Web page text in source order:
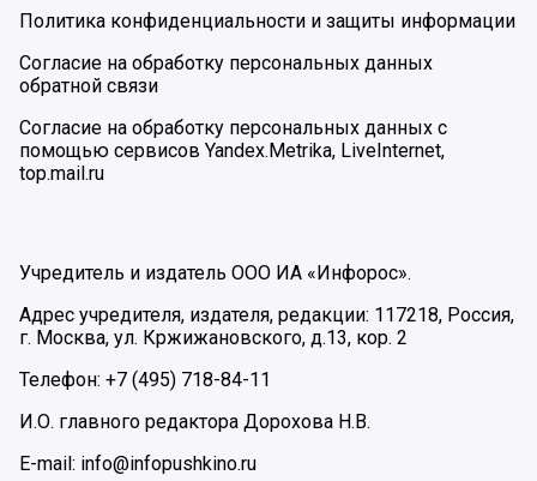
Политика конфиденциальности и защиты информации
Согласие на обработку персональных данных
обратной связи
Согласие на обработку персональных данных с
помощью сервисов Yandex.Metrika, LiveInternet,
top.mail.ru
Учредитель и издатель ООО ИА «Инфорос».
Адрес учредителя, издателя, редакции: 117218, Россия,
г. Москва, ул. Кржижановского, д.13, кор. 2
Телефон: +7 (495) 718-84-11
И.О. главного редактора Дорохова Н.В.
E-mail: info@infopushkino.ru